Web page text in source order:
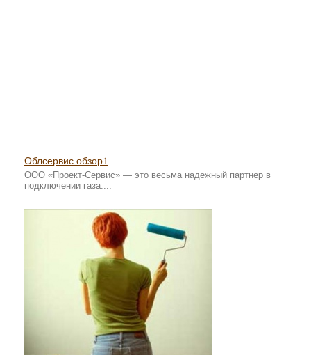
Облсервис обзор1
ООО «Проект-Сервис» — это весьма надежный партнер в
подключении газа....